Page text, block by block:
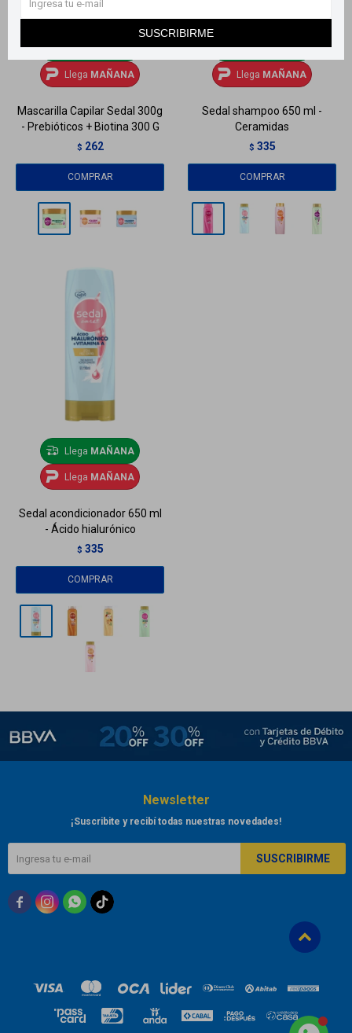
SUSCRIBIRME
LlegaMAÑANA
Llega MAÑANA
Mascarilla Capilar Sedal 300g
- Prebióticos + Biotina 300 G
$ 262
LlegaMAÑANA
Llega MAÑANA
Sedal shampoo 650 ml -
Ceramidas
$ 335
Llega MAÑANA
Llega MAÑANA
Sedal acondicionador 650 ml
- Ácido hialurónico
$ 335
Newsletter
¡Suscribite y recibí todas nuestras novedades!
SUSCRIBIRME
  